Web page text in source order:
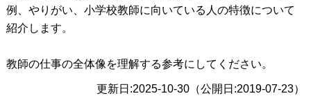
例、やりがい、小学校教師に向いている人の特徴について
紹介します。
教師の仕事の全体像を理解する参考にしてください。
更新日:2025-10-30（公開日:2019-07-23）